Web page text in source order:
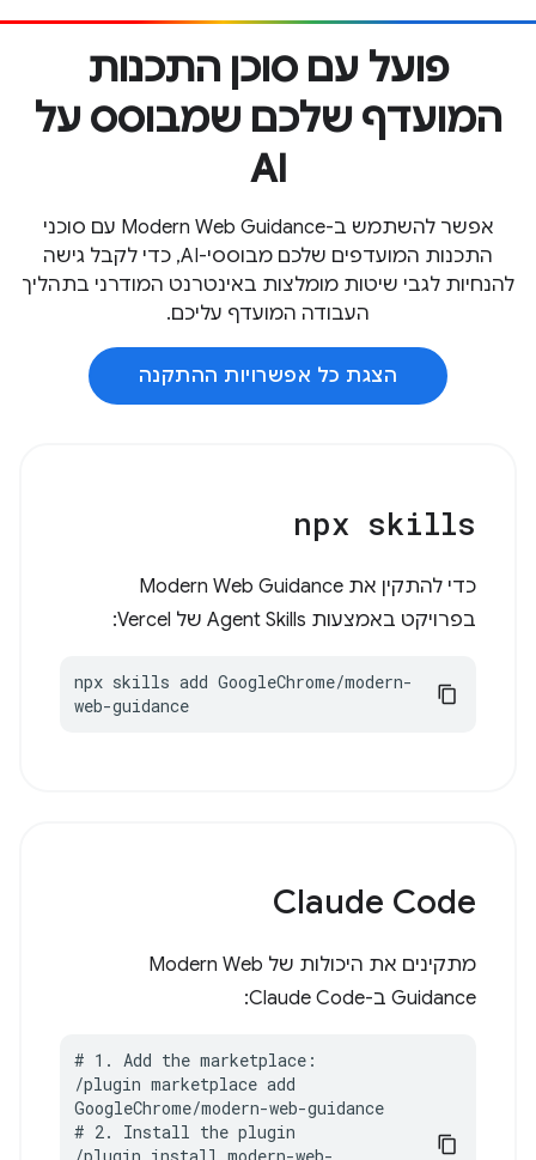
פועל עם סוכן התכנות
המועדף שלכם שמבוסס על
AI
אפשר להשתמש ב-Modern Web Guidance עם סוכני
התכנות המועדפים שלכם מבוססי-AI, כדי לקבל גישה
להנחיות לגבי שיטות מומלצות באינטרנט המודרני בתהליך
העבודה המועדף עליכם.
הצגת כל אפשרויות ההתקנה
npx skills
כדי להתקין את Modern Web Guidance
בפרויקט באמצעות Agent Skills של Vercel:
npx skills add GoogleChrome/modern-
web-guidance
Claude Code
מתקינים את היכולות של Modern Web
Guidance ב-Claude Code:
# 1. Add the marketplace:
/plugin marketplace add
GoogleChrome/modern-web-guidance
# 2. Install the plugin